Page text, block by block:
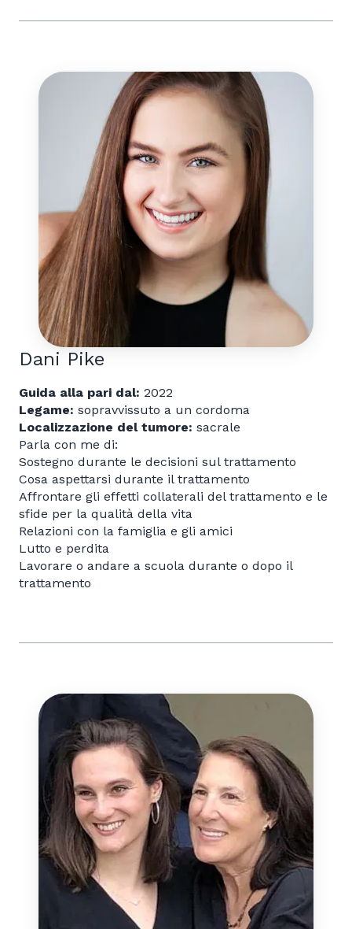
Dani Pike
Guida alla pari dal: 2022
Legame: sopravvissuto a un cordoma
Localizzazione del tumore: sacrale
Parla con me di:
Sostegno durante le decisioni sul trattamento
Cosa aspettarsi durante il trattamento
Affrontare gli effetti collaterali del trattamento e le
sfide per la qualità della vita
Relazioni con la famiglia e gli amici
Lutto e perdita
Lavorare o andare a scuola durante o dopo il
trattamento